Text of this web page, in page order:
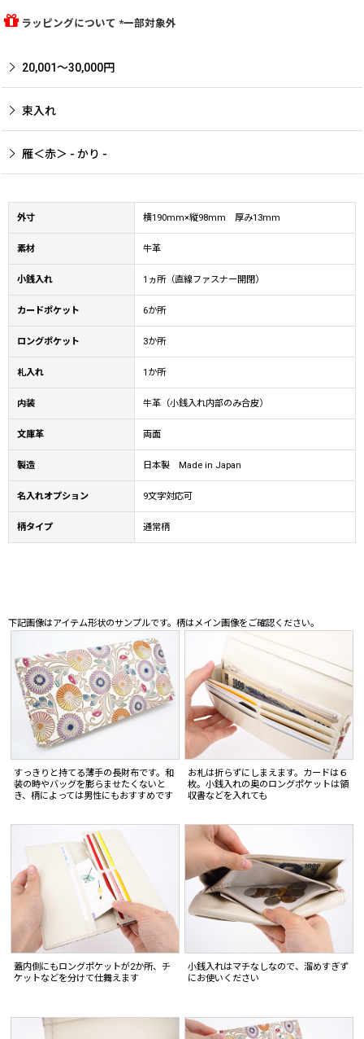
ラッピングについて *一部対象外
20,001〜30,000円
束入れ
雁＜赤＞ - かり -
外寸 横190mm×縦98mm 厚み13mm
素材 牛革
小銭入れ 1ヵ所（直線ファスナー開閉）
カードポケット 6か所
ロングポケット 3か所
札入れ 1か所
内装 牛革（小銭入れ内部のみ合皮）
文庫革 両面
製造 日本製 Made in Japan
名入れオプション 9文字対応可
柄タイプ 通常柄
下記画像はアイテム形状のサンプルです。柄はメイン画像をご確認ください。
すっきりと持てる薄手の長財布です。和
装の時やバッグを膨らませたくないと
き、柄によっては男性にもおすすめです
お札は折らずにしまえます。カードは６
枚。小銭入れの奥のロングポケットは領
収書などを入れても
蓋内側にもロングポケットが2か所、チ
ケットなどを分けて仕舞えます
小銭入れはマチなしなので、溜めすぎず
にお使いください